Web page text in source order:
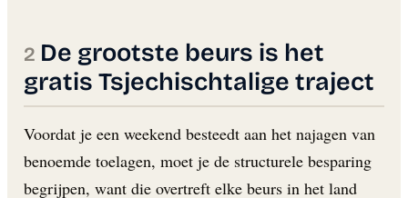
De grootste beurs is het
gratis Tsjechischtalige traject
Voordat je een weekend besteedt aan het najagen van
benoemde toelagen, moet je de structurele besparing
begrijpen, want die overtreft elke beurs in het land